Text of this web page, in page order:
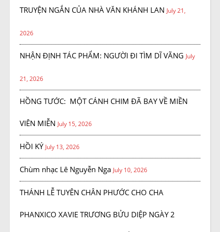
TRUYỆN NGẮN CỦA NHÀ VĂN KHÁNH LAN July 21,
2026
NHẬN ĐỊNH TÁC PHẨM: NGƯỜI ĐI TÌM DĨ VÃNG July
21, 2026
HỒNG TƯỚC: MỘT CÁNH CHIM ĐÃ BAY VỀ MIỀN
VIÊN MIỄN July 15, 2026
HỒI KÝ July 13, 2026
Chùm nhạc Lê Nguyễn Nga July 10, 2026
THÁNH LỄ TUYÊN CHÂN PHƯỚC CHO CHA
PHANXICO XAVIE TRƯƠNG BỬU DIỆP NGÀY 2